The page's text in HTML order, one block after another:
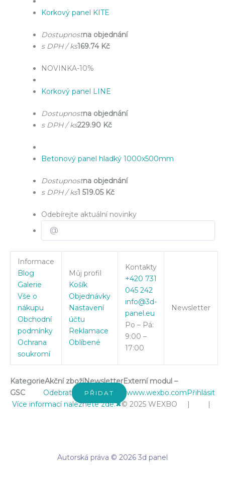
Korkový panel KITE
Dostupnostna objednání
s DPH / ks169.74 Kč
NOVINKA-10%
Korkový panel LINE
Dostupnostna objednání
s DPH / ks229.90 Kč
Betonový panel hladký 1000x500mm
Dostupnostna objednání
s DPH / ks1 519.05 Kč
Odebírejte aktuální novinky
Informace
Blog
Galerie
Vše o
nákupu
Obchodní
podmínky
Ochrana
soukromí
Můj profil
Košík
Objednávky
Nastavení
účtu
Reklamace
Oblíbené
Kontakty
+420 731
045 242
info@3d-
panel.eu
Po – Pá:
9:00 –
17:00
Newsletter
KategorieAkční zbožíNewsletterExterní modul –
GSC
Odebrat PŘIDAT www.wexbo.comPřihlásit
Více informací naleznete zde.✖© 2025 WEXBO | |
Autorská práva © 2026 3d panel